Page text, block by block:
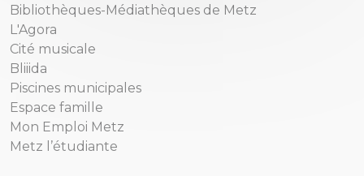
Bibliothèques-Médiathèques de Metz
L'Agora
Cité musicale
Bliiida
Piscines municipales
Espace famille
Mon Emploi Metz
Metz l’étudiante